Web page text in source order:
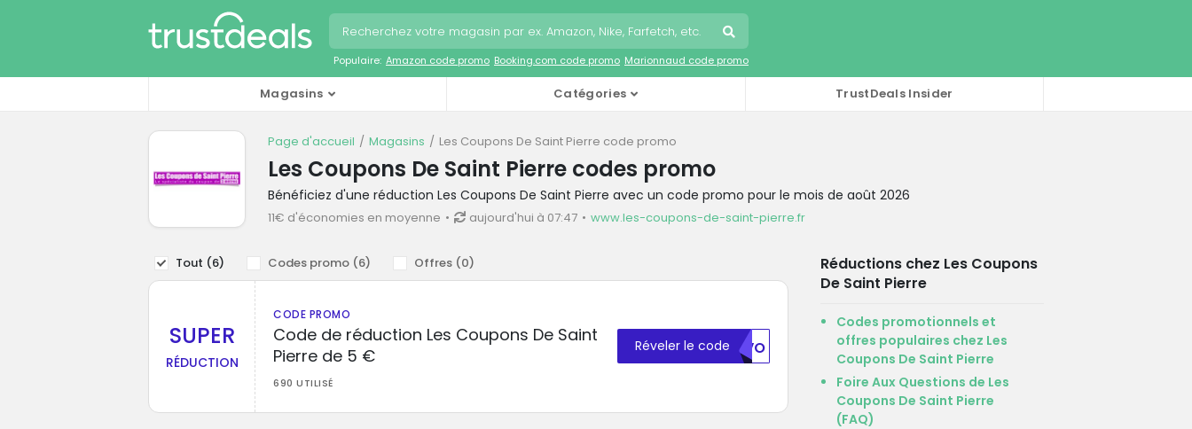
Populaire: Amazon code promo Booking.com code promo Marionnaud code promo
Magasins Catégories TrustDeals Insider
Page d'accueil Magasins Les Coupons De Saint Pierre code promo
Les Coupons De Saint Pierre codes promo
Bénéficiez d'une réduction Les Coupons De Saint Pierre avec un code promo pour le mois de août 2026
11€ d'économies en moyenne aujourd'hui à 07:47 www.les-coupons-de-saint-pierre.fr
Tout (6) Codes promo (6) Offres (0)
SUPER
RÉDUCTION
CODE PROMO
Code de réduction Les Coupons De Saint
Pierre de 5 €
690 UTILISÉ
Réveler le codeRVVO
Réductions chez Les Coupons
De Saint Pierre
Codes promotionnels et
offres populaires chez Les
Coupons De Saint Pierre
Foire Aux Questions de Les
Coupons De Saint Pierre
(FAQ)